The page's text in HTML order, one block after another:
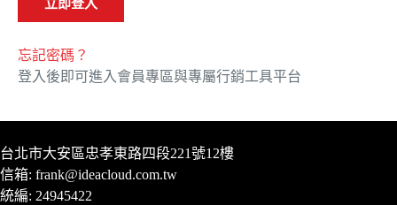
忘記密碼？
登入後即可進入會員專區與專屬行銷工具平台
台北市大安區忠孝東路四段221號12樓
信箱: frank@ideacloud.com.tw
統編: 24945422